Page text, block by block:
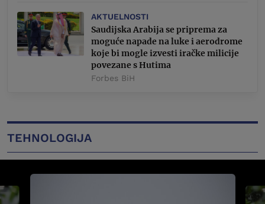
AKTUELNOSTI
Saudijska Arabija se priprema za
moguće napade na luke i aerodrome
koje bi mogle izvesti iračke milicije
povezane s Hutima
Forbes BiH
TEHNOLOGIJA